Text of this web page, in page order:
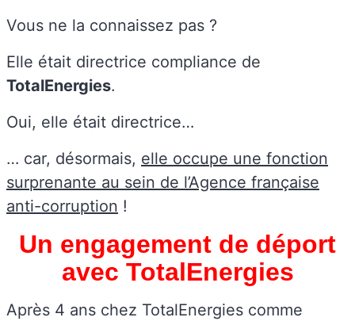
Vous ne la connaissez pas ?
Elle était directrice compliance de
TotalEnergies.
Oui, elle était directrice…
… car, désormais, elle occupe une fonction
surprenante au sein de l’Agence française
anti-corruption !
Un engagement de déport
avec TotalEnergies
Après 4 ans chez TotalEnergies comme